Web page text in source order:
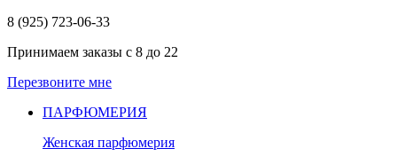
8 (925) 723-06-33
Принимаем заказы с 8 до 22
Перезвоните мне
ПАРФЮМЕРИЯ
Женская парфюмерия